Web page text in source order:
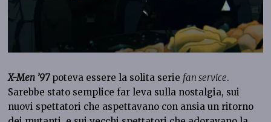
X-Men ’97poteva essere la solita serie fan service.
Sarebbe stato semplice far leva sulla nostalgia, sui
nuovi spettatori che aspettavano con ansia un ritorno